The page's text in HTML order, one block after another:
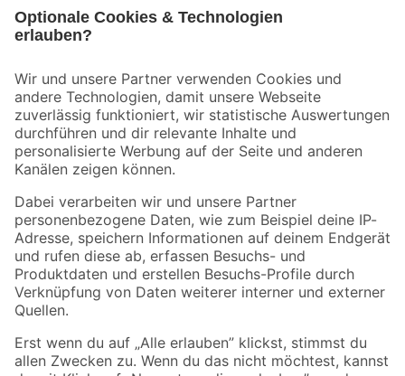
Der toom Newsletter: Keine Angebote und Aktionen mehr verpassen!
Zur Newsletter Anmeldung
Folge uns
Zahlungsarten Versandarten
Sicher einkaufen